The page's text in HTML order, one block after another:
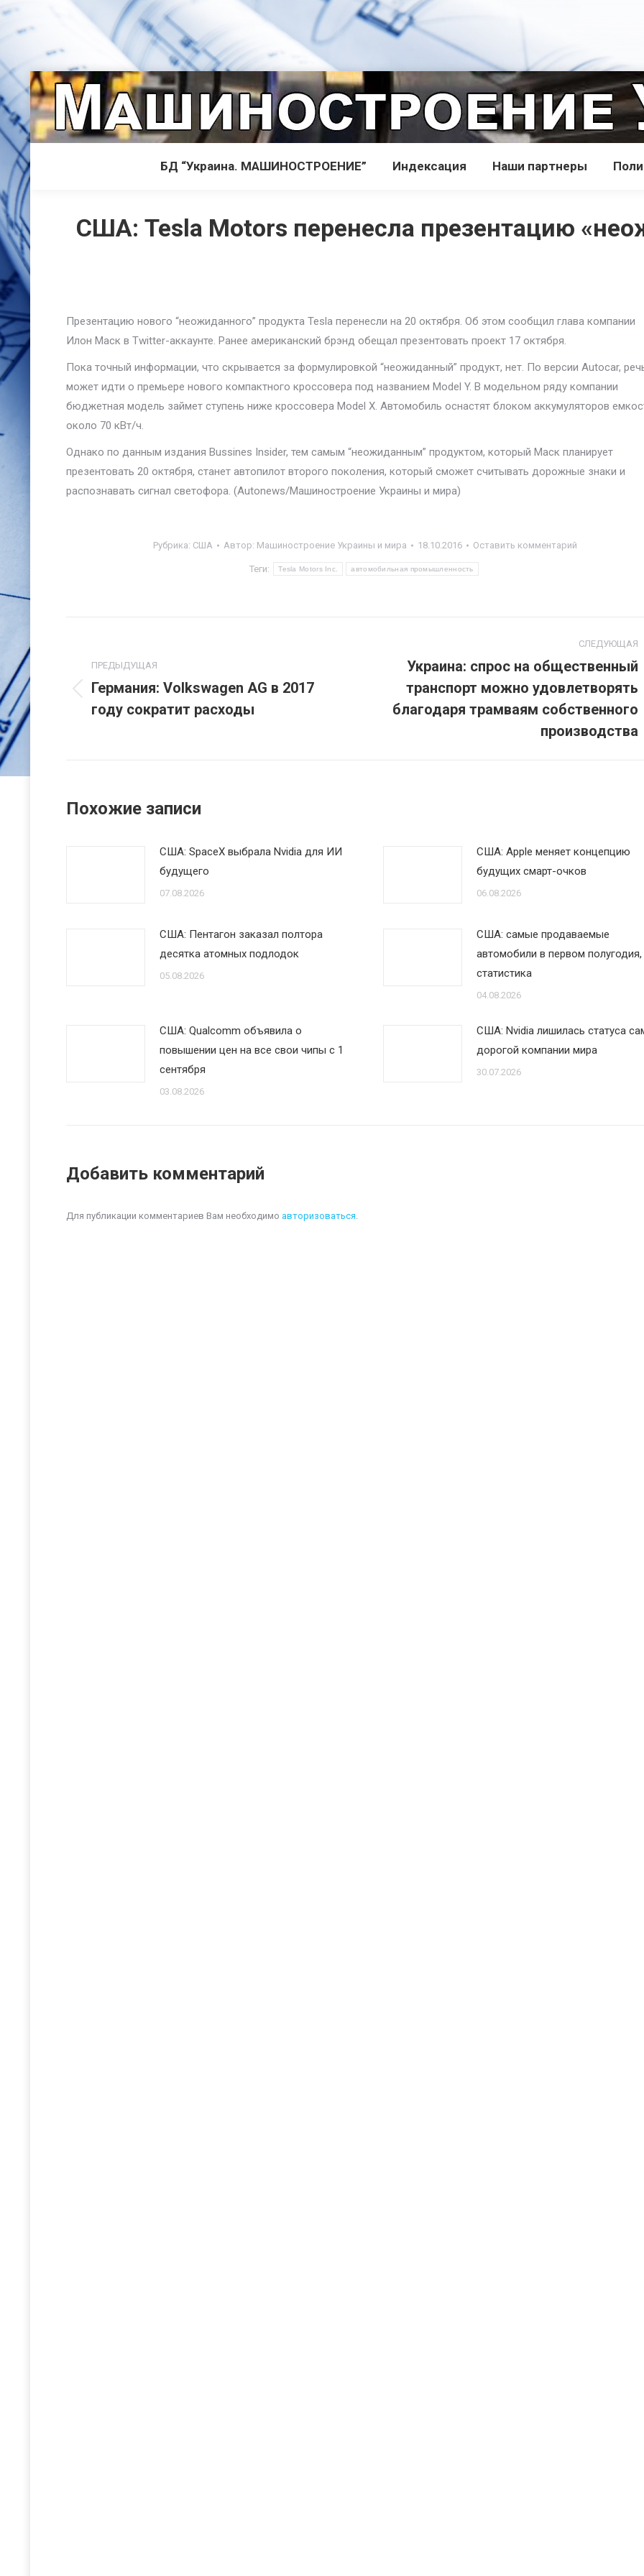
БД “Украина. МАШИНОСТРОЕНИЕ” Индекcация Наши партнеры
США: Tesla Motors перенесла презентацию
Презентацию нового “неожиданного” продукта Tesla перенесли на 20 октября. Об этом сообщил глава компании
Илон Маск в Twitter-аккаунте. Ранее американский брэнд обещал презентовать проект 17 октября.
Пока точный информации, что скрывается за формулировкой “неожиданный” продукт, нет. По версии Autocar,
может идти о премьере нового компактного кроссовера под названием Model Y. В модельном ряду компании
бюджетная модель займет ступень ниже кроссовера Model X. Автомобиль оснастят блоком аккумуляторов
около 70 кВт/ч.
Однако по данным издания Bussines Insider, тем самым “неожиданным” продуктом, который Маск планирует
презентовать 20 октября, станет автопилот второго поколения, который сможет считывать дорожные знаки и
распознавать сигнал светофора. (Autonews/Машиностроение Украины и мира)
Рубрика: США Автор: Машиностроение Украины и мира 18.10.2016 Оставить комментарий
Теги: Tesla Motors Inc. автомобильная промышленность
по
записям
ПРЕДЫДУЩАЯ
Предыдущая
запись:
Германия: Volkswagen AG в 2017
году сократит расходы
СЛЕДУЮЩАЯ
Следующая
запись:
Украина: спрос на общественный
транспорт можно удовлетворять
благодаря трамваям собственного
производства
Похожие записи
США: SpaceX выбрала Nvidia для ИИ
будущего
07.08.2026
США: Apple меняет концепцию
будущих смарт-очков
06.08.2026
США: Пентагон заказал полтора
десятка атомных подлодок
05.08.2026
США: самые продаваемые
автомобили в первом
статистика
04.08.2026
США: Qualcomm объявила о
повышении цен на все свои чипы с 1
сентября
03.08.2026
США: Nvidia лишилась статуса
дорогой компании мира
30.07.2026
Добавить комментарий
Для публикации комментариев Вам необходимо авторизоваться.